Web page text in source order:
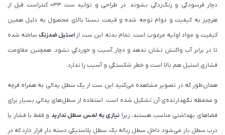
دچار فرسودگی و زنگ‌زدگی بشوند. در طراحی و تولید ست 033 کنتراست قبل از
هرچیز به کیفیت و دوام توجه شده و قیمت نسبتا بالای محصول به دلیل همین
کیفیت و مواد اولیه مرغوب است. تمام بدنه این ست از استیل ضدزنگ ساخته شده
تا در برابر آب واکنش نشان ندهد و دچار آسیب و خوردگی نشود. همچنین مقاومت
فشاری استیل هم بالا است و خطر شکستگی و آسیب را ندارد.
همان‌طور که در تصویر مشاهده می‌کنید این ست از یک سطل پدالی به همراه فرچه
و محفظه‌ نگهدارنده‌ی آن تشکیل شده است. استفاده از سطل‌های پدالی بسیار برای
فضاهای بهداشتی مناسب هستند، زیرا نیازی به لمس سطل ندارید و فقط با فشار پا
درب سطل باز می‌شود. داخل سطل زباله یک سطل پلاستیکی دسته دار قرار دارد که در